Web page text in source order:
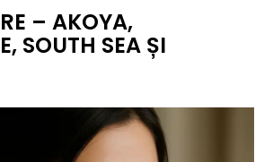
– AKOYA,
SOUTH SEA ȘI